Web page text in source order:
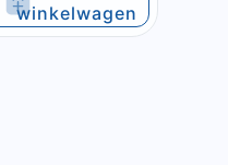
winkelwagen